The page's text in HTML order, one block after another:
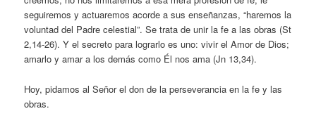
seguiremos y actuaremos acorde a sus enseñanzas, “haremos la
voluntad del Padre celestial”. Se trata de unir la fe a las obras (St
2,14-26). Y el secreto para lograrlo es uno: vivir el Amor de Dios;
amarlo y amar a los demás como Él nos ama (Jn 13,34).
Hoy, pidamos al Señor el don de la perseverancia en la fe y las
obras.